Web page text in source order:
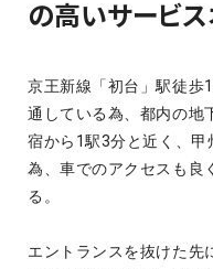
の高いサービス
京王新線「初台」駅徒歩
通している為、都内の地
宿から1駅3分と近く、甲
為、車でのアクセスも良
る。
エントランスを抜けた先